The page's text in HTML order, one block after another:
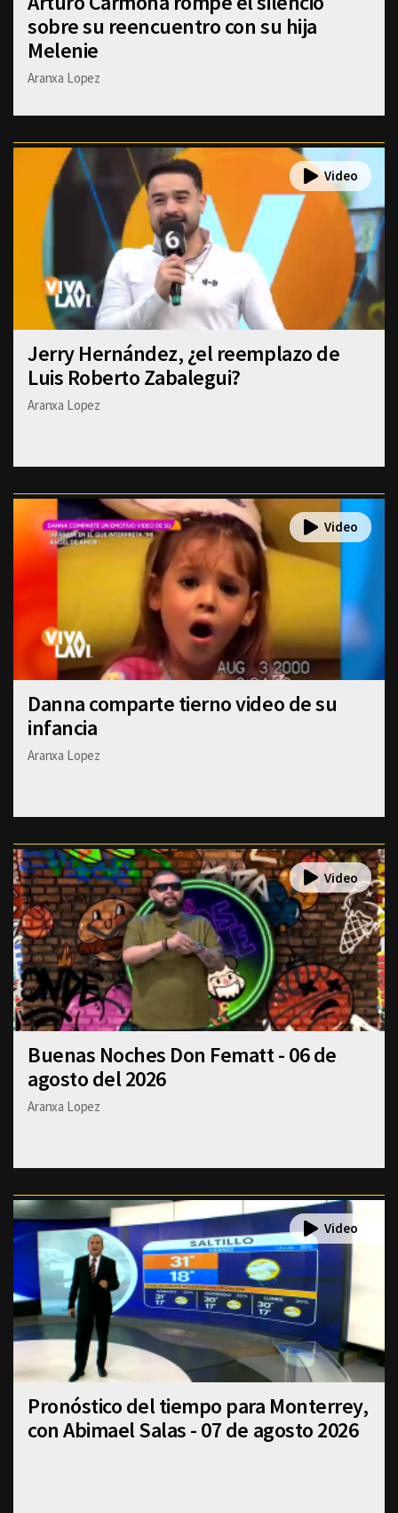
sobre su reencuentro con su hija
Melenie
Aranxa Lopez
Jerry Hernández, ¿el reemplazo de
Luis Roberto Zabalegui?
Aranxa Lopez
Danna comparte tierno video de su
infancia
Aranxa Lopez
Buenas Noches Don Fematt - 06 de
agosto del 2026
Aranxa Lopez
Pronóstico del tiempo para Monterrey,
con Abimael Salas - 07 de agosto 2026